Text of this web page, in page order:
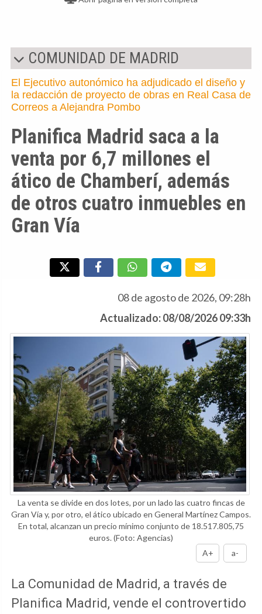
COMUNIDAD DE MADRID
El Ejecutivo autonómico ha adjudicado el diseño y
la redacción de proyecto de obras en Real Casa de
Correos a Alejandra Pombo
Planifica Madrid saca a la
venta por 6,7 millones el
ático de Chamberí, además
de otros cuatro inmuebles en
Gran Vía
08 de agosto de 2026, 09:28h
Actualizado: 08/08/2026 09:33h
La venta se divide en dos lotes, por un lado las cuatro fincas de
Gran Vía y, por otro, el ático ubicado en General Martínez Campos.
En total, alcanzan un precio mínimo conjunto de 18.517.805,75
euros.(Foto: Agencias)
A+
a-
La Comunidad de Madrid, a través de
Planifica Madrid, vende el controvertido